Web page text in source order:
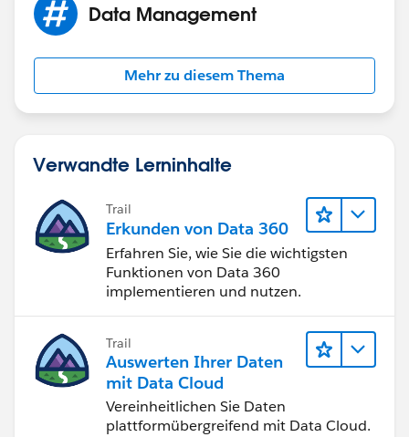
Data Management
Mehr zu diesem Thema
Verwandte Lerninhalte
Trail
Erkunden von Data 360
Erfahren Sie, wie Sie die wichtigsten
Funktionen von Data 360
implementieren und nutzen.
Trail
Auswerten Ihrer Daten
mit Data Cloud
Vereinheitlichen Sie Daten
plattformübergreifend mit Data Cloud.